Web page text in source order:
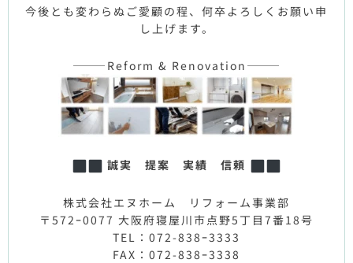
今後とも変わらぬご愛顧の程、何卒よろしくお願い申
し上げます。
———Reform & Renovation———
誠実 提案 実績 信頼
株式会社エヌホーム リフォーム事業部
〒572ｰ0077 大阪府寝屋川市点野5丁目7番18号
TEL：072-838ｰ3333
FAX：072-838ｰ3338